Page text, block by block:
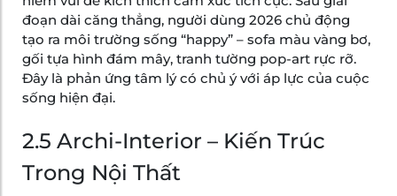
đoạn dài căng thẳng, người dùng 2026 chủ động
tạo ra môi trường sống “happy” – sofa màu vàng bơ,
gối tựa hình đám mây, tranh tường pop-art rực rỡ.
Đây là phản ứng tâm lý có chủ ý với áp lực của cuộc
sống hiện đại.
2.5 Archi-Interior – Kiến Trúc
Trong Nội Thất